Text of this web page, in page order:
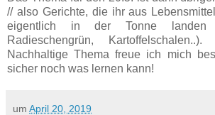
// also Gerichte, die ihr aus
eigentlich in der Tonne
Radieschengrün,
Nachhaltige Thema freue ich mich
sicher noch was lernen kann!
um April 20, 2019